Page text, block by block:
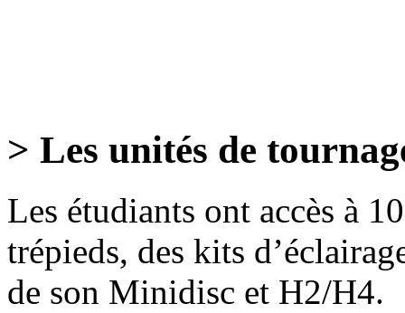
> Les unités de
Les étudiants ont accès à
trépieds, des kits
de son Minidisc et H2/H4.